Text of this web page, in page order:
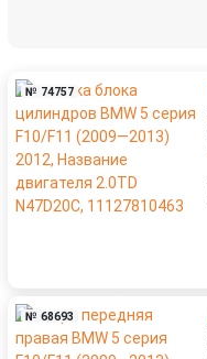
№ 74757
№ 68693